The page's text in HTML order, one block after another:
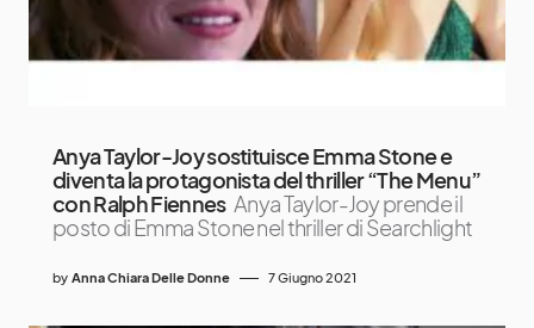
Anya Taylor-Joy sostituisce Emma Stone e
diventa la protagonista del thriller “The Menu”
con Ralph Fiennes Anya Taylor-Joy prende il
posto di Emma Stone nel thriller di Searchlight
by Anna Chiara Delle Donne 7 Giugno 2021